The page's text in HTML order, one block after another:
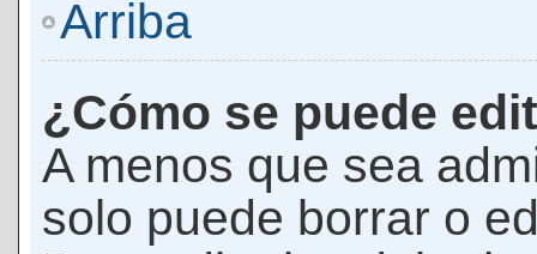
Arriba
¿Cómo se puede
A menos que sea
solo puede borrar o